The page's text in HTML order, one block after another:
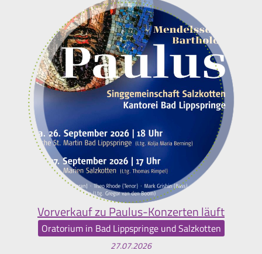
Vorverkauf zu Paulus-Konzerten läuft
Oratorium in Bad Lippspringe und Salzkotten
27.07.2026